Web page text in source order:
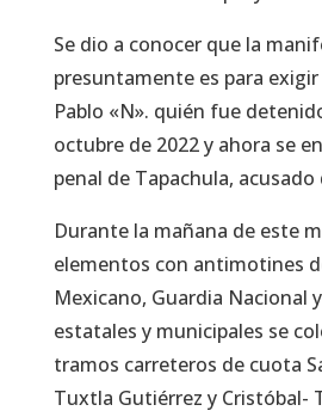
Se dio a conocer que la
presuntamente es para
Pablo «N». quién fue
octubre de 2022 y ahora se
penal de Tapachula,
Durante la mañana de este
elementos con antimotines
Mexicano, Guardia Nacional
estatales y municipales se
tramos carreteros de cuota
Tuxtla Gutiérrez y Cristóbal-